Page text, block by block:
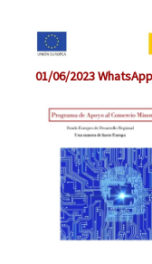
01/06/2023